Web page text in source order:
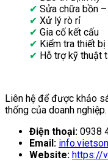
✔ Sửa chữa bồn
✔ Xử lý rò rỉ
✔ Gia cố kết cấu
✔ Kiểm tra thiết bị
✔ Hỗ trợ kỹ thuật
Liên hệ để được khảo
thống của doanh nghiệp.
Điện thoại: 0938
Email:
Website: https://